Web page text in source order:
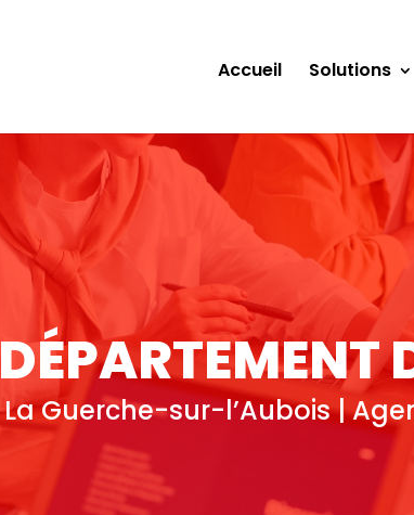
Accueil Solutions
DÉPARTEMENT
La Guerche-sur-l’Aubois |